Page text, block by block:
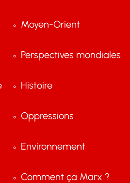
Moyen-Orient
Perspectives mondiales
Histoire
Oppressions
Environnement
Comment ça Marx ?